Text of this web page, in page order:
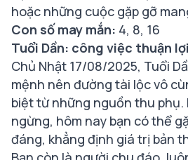
hoặc những cuộc gặp gỡ
Con số may mắn: 4, 8, 16
Tuổi Dần: công việc thuận
Chủ Nhật 17/08/2025, Tuổi
mệnh nên đường tài lộc vô
biệt từ những nguồn thu phụ.
ngừng, hôm nay bạn có thể
đáng, khẳng định giá trị bản